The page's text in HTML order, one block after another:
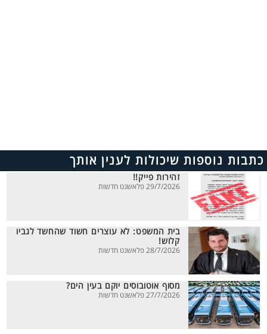
כתבות נוספות שיכולות לענין אותך
זהירות פייק!!
29/7/2026 פלאשנט חדשות
בית המשפט: לא עוצרים חשוד שהחשד לגביו
קלוש!
28/7/2026 פלאשנט חדשות
מסוף אוטובוסים יוקם בעין הים?
27/7/2026 פלאשנט חדשות